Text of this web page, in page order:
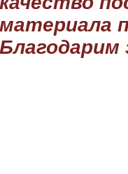
материала
Благодарим